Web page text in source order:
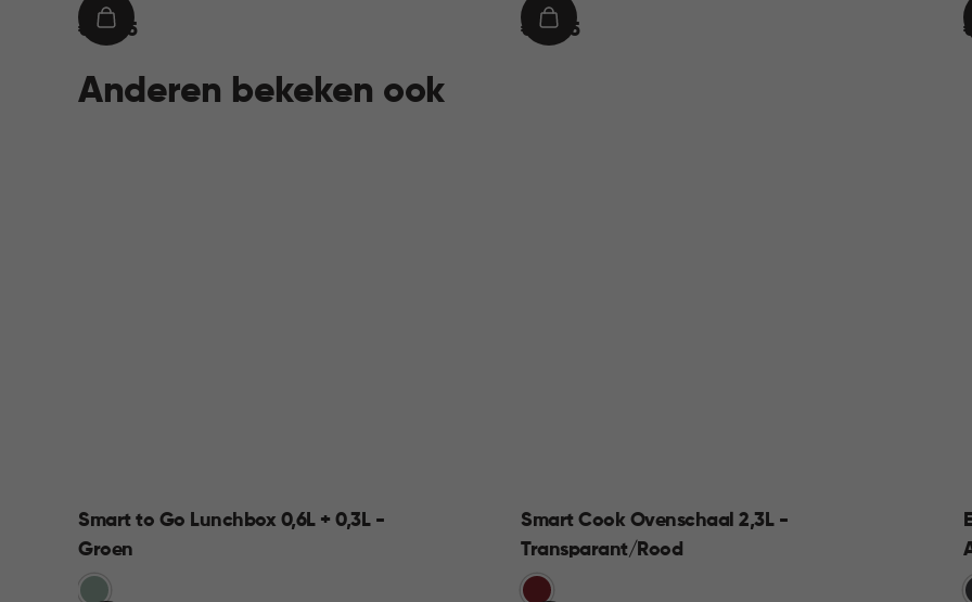
€€ 16,95
IN
€€ 16,95
IN
€
Anderen bekeken ook
Smart to Go Lunchbox 0,6L + 0,3L -
Groen
Groen
Smart Cook Ovenschaal 2,3L -
Transparant/Rood
Rood